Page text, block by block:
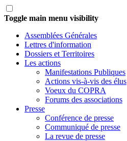
Toggle main menu visibility
Assemblées Générales
Lettres d'information
Dossiers et Territoires
Les actions
Manifestations Publiques
Actions vis-à-vis des élus
Voeux du COPRA
Forums des associations
Presse
Conférence de presse
Communiqué de presse
La revue de presse